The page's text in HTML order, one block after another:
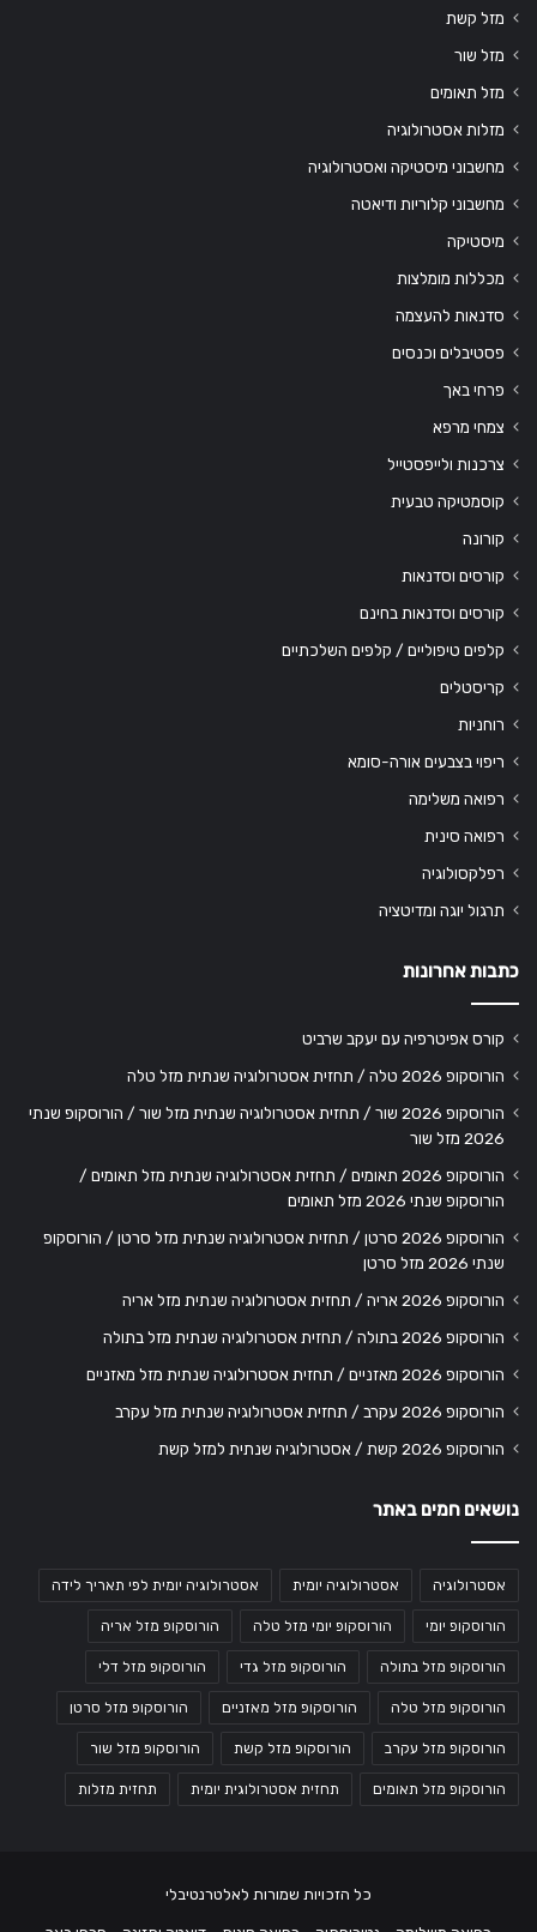
מזל קשת
מזל שור
מזל תאומים
מזלות אסטרולוגיה
מחשבוני מיסטיקה ואסטרולוגיה
מחשבוני קלוריות ודיאטה
מיסטיקה
מכללות מומלצות
סדנאות להעצמה
פסטיבלים וכנסים
פרחי באך
צמחי מרפא
צרכנות ולייפסטייל
קוסמטיקה טבעית
קורונה
קורסים וסדנאות
קורסים וסדנאות בחינם
קלפים טיפוליים / קלפים השלכתיים
קריסטלים
רוחניות
ריפוי בצבעים אורה-סומא
רפואה משלימה
רפואה סינית
רפלקסולוגיה
תרגול יוגה ומדיטציה
כתבות אחרונות
קורס אפיטרפיה עם יעקב שרביט
הורוסקופ 2026 טלה / תחזית אסטרולוגיה שנתית מזל טלה
הורוסקופ 2026 שור / תחזית אסטרולוגיה שנתית מזל שור / הורוסקופ שנתי
2026 מזל שור
הורוסקופ 2026 תאומים / תחזית אסטרולוגיה שנתית מזל תאומים /
הורוסקופ שנתי 2026 מזל תאומים
הורוסקופ 2026 סרטן / תחזית אסטרולוגיה שנתית מזל סרטן / הורוסקופ
שנתי 2026 מזל סרטן
הורוסקופ 2026 אריה / תחזית אסטרולוגיה שנתית מזל אריה
הורוסקופ 2026 בתולה / תחזית אסטרולוגיה שנתית מזל בתולה
הורוסקופ 2026 מאזניים / תחזית אסטרולוגיה שנתית מזל מאזניים
הורוסקופ 2026 עקרב / תחזית אסטרולוגיה שנתית מזל עקרב
הורוסקופ 2026 קשת / אסטרולוגיה שנתית למזל קשת
נושאים חמים באתר
אסטרולוגיה אסטרולוגיה יומית אסטרולוגיה יומית לפי תאריך לידה
הורוסקופ יומי הורוסקופ יומי מזל טלה הורוסקופ מזל אריה
הורוסקופ מזל בתולה הורוסקופ מזל גדי הורוסקופ מזל דלי
הורוסקופ מזל טלה הורוסקופ מזל מאזניים הורוסקופ מזל סרטן
הורוסקופ מזל עקרב הורוסקופ מזל קשת הורוסקופ מזל שור
הורוסקופ מזל תאומים תחזית אסטרולוגית יומית תחזית מזלות
כל הזכויות שמורות לאלטרנטיבלי